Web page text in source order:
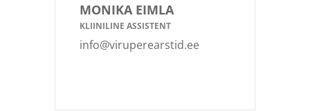
MONIKA EIMLA
KLIINILINE ASSISTENT
info@viruperearstid.ee